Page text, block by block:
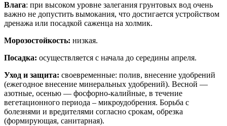
Влага: при высоком уровне залегания грунтовых вод очень
важно не допустить вымокания, что достигается устройством
дренажа или посадкой саженца на холмик.
Морозостойкость: низкая.
Посадка: осуществляется с начала до середины апреля.
Уход и защита: своевременные: полив, внесение удобрений
(ежегодное внесение минеральных удобрений). Весной —
азотные, осенью — фосфорно-калийные, в течение
вегетационного периода – микроудобрения. Борьба с
болезнями и вредителями согласно срокам, обрезка
(формирующая, санитарная).